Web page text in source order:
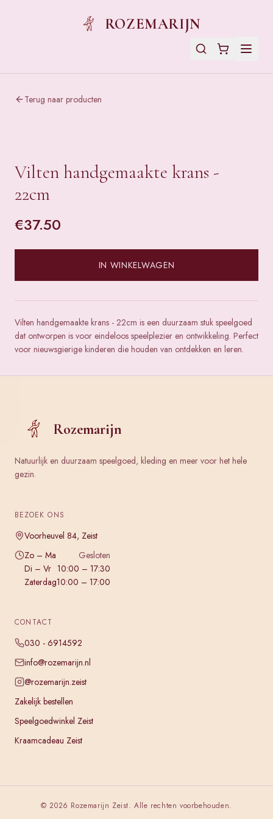
ROZEMARIJN
Terug naar producten
Vilten handgemaakte krans -
22cm
€37.50
IN WINKELWAGEN
Vilten handgemaakte krans - 22cm is een duurzaam stuk speelgoed
dat ontworpen is voor eindeloos speelplezier en ontwikkeling. Perfect
voor nieuwsgierige kinderen die houden van ontdekken en leren.
Rozemarijn
Natuurlijk en duurzaam speelgoed, kleding en meer voor het hele
gezin.
BEZOEK ONS
Voorheuvel 84, Zeist
Zo – Ma
Gesloten
Di – Vr 10:00 – 17:30
Zaterdag10:00 – 17:00
CONTACT
030 - 6914592
info@rozemarijn.nl
@rozemarijn.zeist
Zakelijk bestellen
Speelgoedwinkel Zeist
Kraamcadeau Zeist
© 2026 Rozemarijn Zeist. Alle rechten voorbehouden.